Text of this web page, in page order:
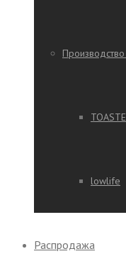
lowlife
Распродажа